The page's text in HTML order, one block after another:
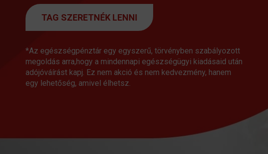
TAG SZERETNÉK LENNI
*Az egészségpénztár egy egyszerű, törvényben szabályozott
megoldás arra,hogy a mindennapi egészségügyi kiadásaid után
adójóváírást kapj. Ez nem akció és nem kedvezmény, hanem
egy lehetőség, amivel élhetsz.